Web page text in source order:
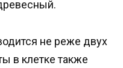
не реже двух
в клетке также